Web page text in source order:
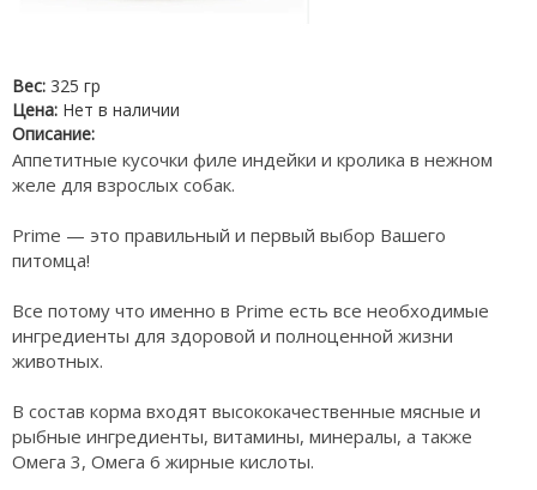
Вес: 325 гр
Цена: Нет в наличии
Описание:
Аппетитные кусочки филе индейки и кролика в нежном
желе для взрослых собак.
Prime — это правильный и первый выбор Вашего
питомца!
Все потому что именно в Prime есть все необходимые
ингредиенты для здоровой и полноценной жизни
животных.
В состав корма входят высококачественные мясные и
рыбные ингредиенты, витамины, минералы, а также
Омега 3, Омега 6 жирные кислоты.